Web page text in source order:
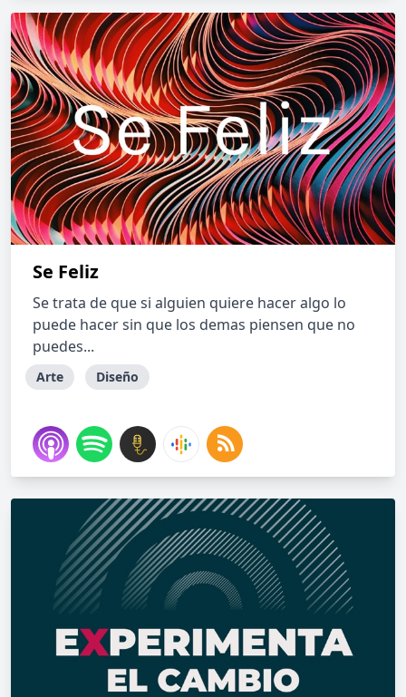
Se Feliz
Se trata de que si alguien quiere hacer algo lo
puede hacer sin que los demas piensen que no
puedes...
Arte Diseño